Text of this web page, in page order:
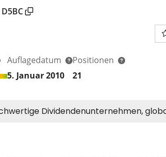
D5BC
Auflagedatum
5. Januar 2010
Positionen
21